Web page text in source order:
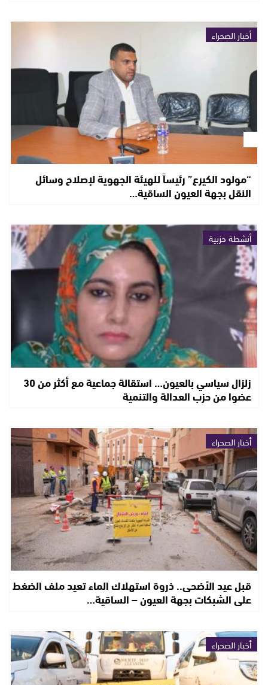
أخبار الصحراء
“مولود الكيرع” رئيساً للهيئة الجهوية لإصلاح وسائل
النقل بجهة العيون الساقية…
أنشطة حزبية
زلزال سياسي بالعيون… استقالة جماعية مع أكثر من 30
عضوا من حزب العدالة والتنمية
أخبار الصحراء
قبل عيد الأضحى.. ذروة استهلاك الماء تعيد ملف الضغط
على الشبكات بجهة العيون – الساقية…
أخبار الصحراء